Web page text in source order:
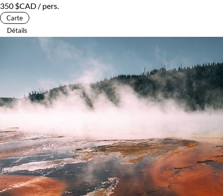
350 $CAD / pers.
Carte
Détails